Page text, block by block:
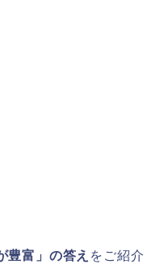
豊富」の答え をご紹介